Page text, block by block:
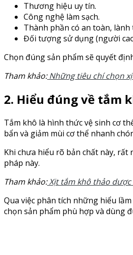
Thương hiệu uy tín.
Công nghệ làm sạch.
Thành phần có an toàn,
Đối tượng sử dụng (người
Chọn đúng sản phẩm sẽ quyết
Tham khảo: Những tiêu chí chọn
2. Hiểu đúng về tắm
Tắm khô là hình thức vệ sinh cơ
bẩn và giảm mùi cơ thể nhanh
Khi chưa hiểu rõ bản chất này,
pháp này.
Tham khảo:Xịt tắm khô thảo
Qua việc phân tích những hiểu
chọn sản phẩm phù hợp và dùng